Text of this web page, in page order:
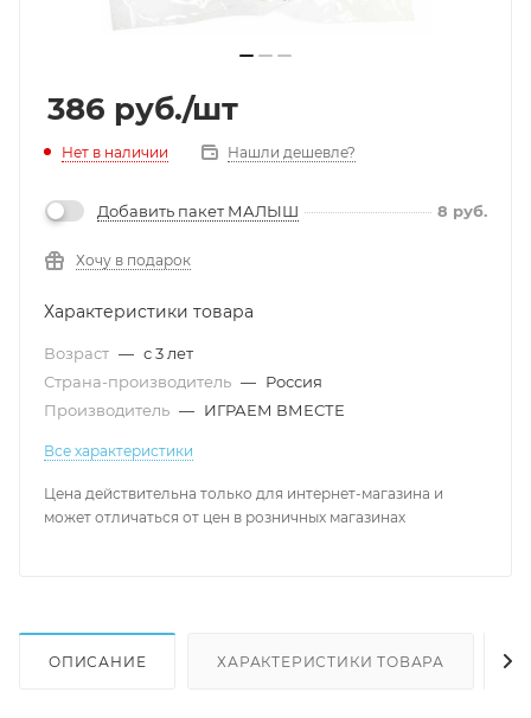
386 руб./шт
Нет в наличии Нашли дешевле?
Добавить пакет МАЛЫШ 8 руб.
Хочу в подарок
Характеристики товара
Возраст — с 3 лет
Страна-производитель — Россия
Производитель — ИГРАЕМ ВМЕСТЕ
Все характеристики
Цена действительна только для интернет-магазина и
может отличаться от цен в розничных магазинах
ОПИСАНИЕ ХАРАКТЕРИСТИКИ ТОВАРА